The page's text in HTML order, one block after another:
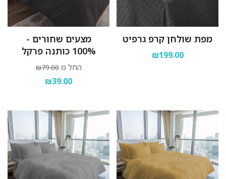
מפת שולחן קרפ גרפיט
₪199.00
מצעים שחורים -
100% כותנה פרקל
החל מ ₪79.00
₪39.00